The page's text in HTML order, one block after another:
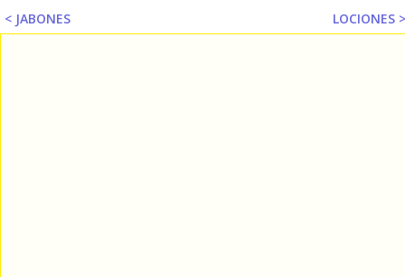
< JABONES LOCIONES >